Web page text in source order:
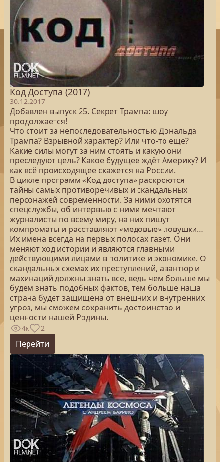
Код Доступа (2017)
30.12.2017
Добавлен выпуск 25. Секрет Трампа: шоу
продолжается!
Что стоит за непоследовательностью Дональда
Трампа? Взрывной характер? Или что-то еще?
Какие силы могут за ним стоять и какую они
преследуют цель? Какое будущее ждёт Америку? И
как всё происходящее скажется на России.
В цикле программ «Код доступа» раскроются
тайны самых противоречивых и скандальных
персонажей современности. За ними охотятся
спецслужбы, об интервью с ними мечтают
журналисты по всему миру, на них пишут
компроматы и расставляют «медовые» ловушки…
Их имена всегда на первых полосах газет. Они
меняют ход истории и являются главными
действующими лицами в политике и экономике. О
скандальных схемах их преступлений, авантюр и
махинаций должны знать все, ведь чем больше мы
будем знать подобных фактов, тем больше наша
страна будет защищена от внешних и внутренних
угроз, мы сможем сохранить достоинство и
ценности нашей Родины.
4к 2
Перейти